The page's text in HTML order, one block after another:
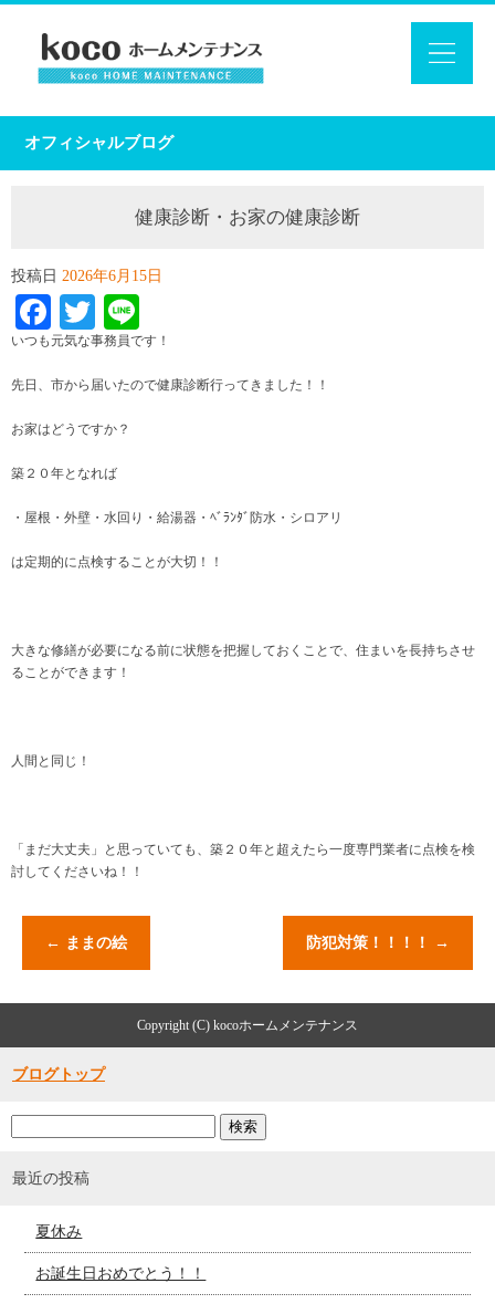
オフィシャルブログ
健康診断・お家の健康診断
投稿日 2026年6月15日
Facebook
Twitter
いつも元気な事務員です！
先日、市から届いたので健康診断行ってきました！！
お家はどうですか？
築２０年となれば
・屋根・外壁・水回り・給湯器・ﾍﾞﾗﾝﾀﾞ防水・シロアリ
は定期的に点検することが大切！！
大きな修繕が必要になる前に状態を把握しておくことで、住まいを長持ちさせ
ることができます！
人間と同じ！
「まだ大丈夫」と思っていても、築２０年と超えたら一度専門業者に点検を検
討してくださいね！！
← ままの絵 防犯対策！！！！ →
Copyright (C) kocoホームメンテナンス
ブログトップ
最近の投稿
夏休み
お誕生日おめでとう！！